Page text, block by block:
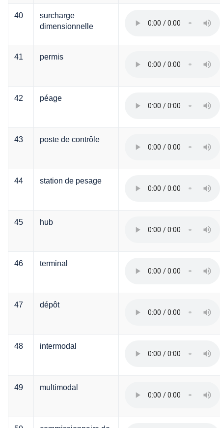
40
surcharge
dimensionnelle
41 permis
42 péage
43 poste de contrôle
44 station de pesage
45 hub
46 terminal
47 dépôt
48 intermodal
49 multimodal